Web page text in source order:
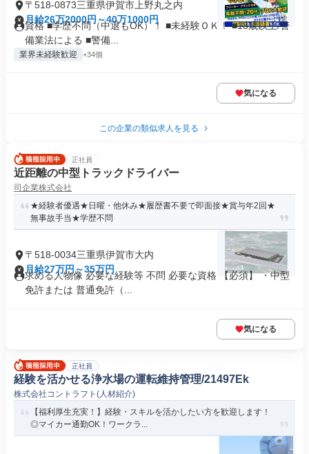
〒518-0873三重県伊賀市上野丸之内
月給26万2000円～40万1000円
資格 ■学歴不問（中退もOK）！ ■未経験ＯＫ！ ■18歳以上/警
備業法による ■警備...
業界未経験歓迎 +34個
気になる
この企業の類似求人を見る
正社員
近距離の中型トラックドライバー
司企業株式会社
★経験者優遇★日曜・他休み★履歴書不要で即面接★賞与年2回★
無事故手当★学歴不問
〒518-0034三重県伊賀市大内
月給27万円～35万円
求める人物像 必要な経験等 不問 必要な資格 【必須】 ・中型
免許または 普通免許（...
気になる
正社員
経験を活かせる浄水場の運転維持管理/21497Ek
株式会社コントラフト(人材紹介)
【福利厚生充実！】経験・スキルを活かしたい方を歓迎します！
◎マイカー通勤OK！ワークラ...